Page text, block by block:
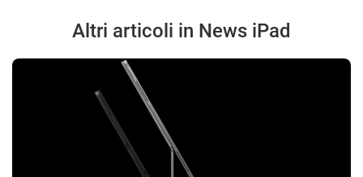
Altri articoli in News iPad